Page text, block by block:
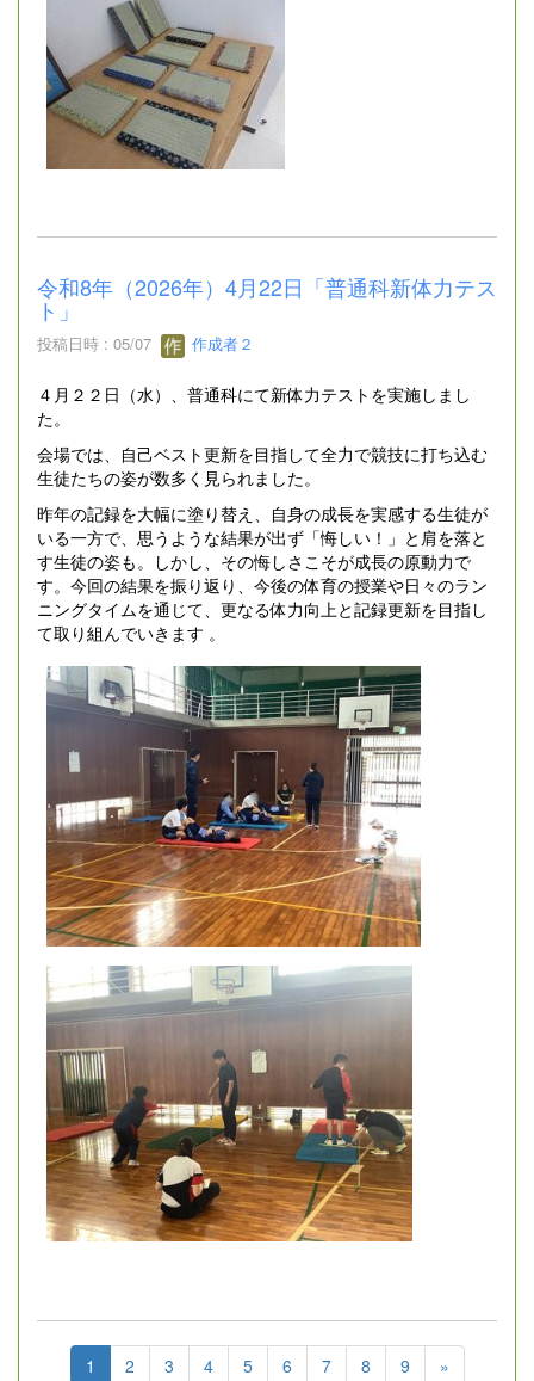
令和8年（2026年）4月22日「普通科新体力テス
ト」
投稿日時 : 05/07 作成者２
４月２２日（水）、普通科にて新体力テストを実施しまし
た。
会場では、自己ベスト更新を目指して全力で競技に打ち込む
生徒たちの姿が数多く見られました。
昨年の記録を大幅に塗り替え、自身の成長を実感する生徒が
いる一方で、思うような結果が出ず「悔しい！」と肩を落と
す生徒の姿も。しかし、その悔しさこそが成長の原動力で
す。今回の結果を振り返り、今後の体育の授業や日々のラン
ニングタイムを通じて、更なる体力向上と記録更新を目指し
て取り組んでいきます 。
1 2 3 4 5 6 7 8 9 »